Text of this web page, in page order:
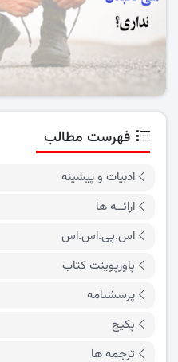
فهرست مطالب
ادبیات و پیشینه
ارائــه ها
اس.پی.اس.اس
پاورپوینت کتاب
پرسشنامه
پکیج
ترجمه ها